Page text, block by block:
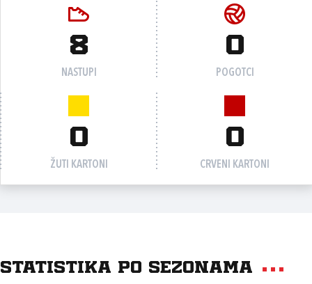
8
NASTUPI
0
POGOTCI
0
ŽUTI KARTONI
0
CRVENI KARTONI
Statistika po sezonama